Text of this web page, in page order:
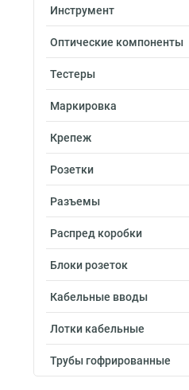
Инструмент
Оптические компоненты
Тестеры
Маркировка
Крепеж
Розетки
Разъемы
Распред коробки
Блоки розеток
Кабельные вводы
Лотки кабельные
Трубы гофрированные